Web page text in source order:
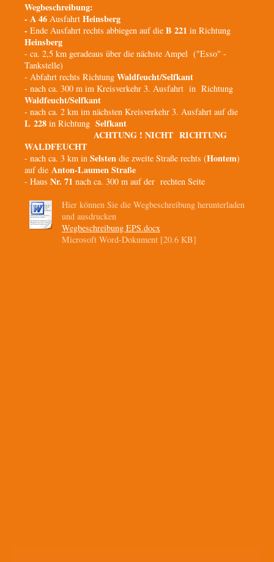
Wegbeschreibung:
- A 46 AusfahrtHeinsberg
- Ende Ausfahrt rechts abbiegen auf dieB 221 in Richtung
Heinsberg
- ca. 2,5 km geradeaus über die nächste Ampel ("Esso" -
Tankstelle)
- Abfahrt rechts RichtungWaldfeucht/Selfkant
- nach ca. 300 m im Kreisverkehr 3. Ausfahrt in Richtung
Waldfeucht/Selfkant
- nach ca. 2 km im nächsten Kreisverkehr 3. Ausfahrt auf die
L 228 in RichtungSelfkant
ACHTUNG ! NICHT RICHTUNG
WALDFEUCHT
- nach ca. 3 km inSelsten die zweite Straße rechts (Hontem)
auf die Anton-Laumen Straße
- HausNr. 71 nach ca. 300 m auf der rechten Seite
Hier können Sie die Wegbeschreibung herunterladen
und ausdrucken
Wegbeschreibung EPS.docx
Microsoft Word-Dokument [20.6 KB]